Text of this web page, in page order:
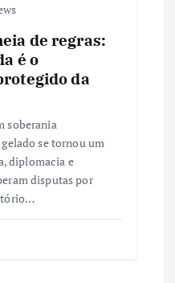
de regras:
é o
da
soberania
se tornou um
diplomacia e
disputas por